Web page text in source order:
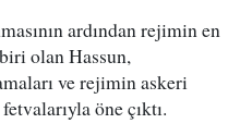
ardından rejimin en
olan Hassun,
ve rejimin askeri
öne çıktı.